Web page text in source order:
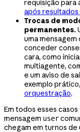
requisição para
após
Trocas de
permanentes.
uma
conceder
cara, como
multiagente,
e um aviso de
exemplo
orquestração.
Em todos esses
mensagem user
chegam em turnos de